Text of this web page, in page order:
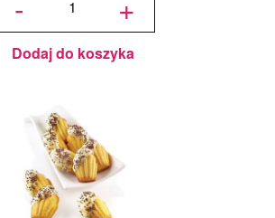
Makaroników
- Orion
Dodaj do koszyka